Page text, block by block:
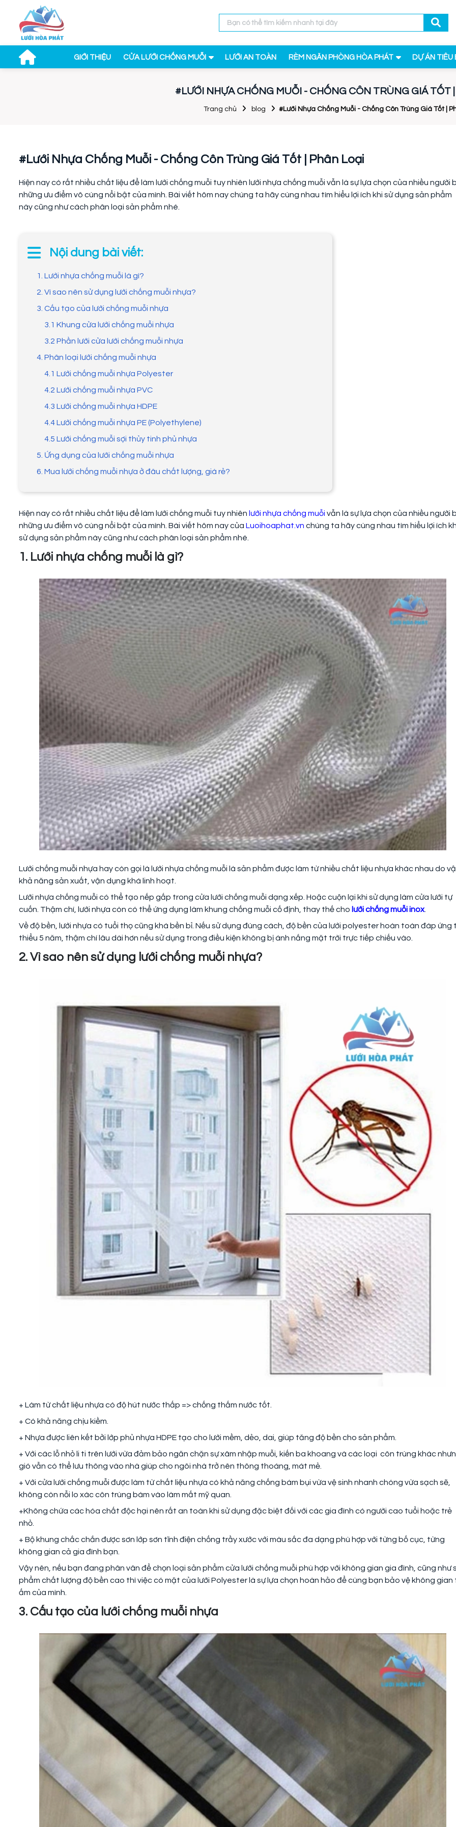
GIỚI THIỆU CỬA LƯỚI CHỐNG MUỖI LƯỚI AN TOÀN RÈM NGĂN PHÒNG HÒA PHÁT DỰ ÁN TIÊU
#LƯỚI NHỰA CHỐNG MUỖI - CHỐNG CÔN TRÙNG GIÁ TỐT
Trang chủ blog #Lưới Nhựa Chống Muỗi - Chống Côn Trùng Giá Tốt |
#Lưới Nhựa Chống Muỗi - Chống Côn Trùng Giá Tốt | Phân Loại
Hiện nay có rất nhiều chất liệu để làm lưới chống muỗi tuy nhiên lưới nhựa chống muỗi vẫn là sự lựa chọn của nhiều người
những ưu điểm vô cùng nổi bật của mình. Bài viết hôm nay chúng ta hãy cùng nhau tìm hiểu lợi ích khi sử dụng sản phẩm
này cũng như cách phân loại sản phẩm nhé.
Nội dung bài viết:
1. Lưới nhựa chống muỗi là gì?
2. Vì sao nên sử dụng lưới chống muỗi nhựa?
3. Cấu tạo của lưới chống muỗi nhựa
3.1 Khung cửa lưới chống muỗi nhựa
3.2 Phần lưới cửa lưới chống muỗi nhựa
4. Phân loại lưới chống muỗi nhựa
4.1 Lưới chống muỗi nhựa Polyester
4.2 Lưới chống muỗi nhựa PVC
4.3 Lưới chống muỗi nhựa HDPE
4.4 Lưới chống muỗi nhựa PE (Polyethylene)
4.5 Lưới chống muỗi sợi thủy tinh phủ nhựa
5. Ứng dụng của lưới chống muỗi nhựa
6. Mua lưới chống muỗi nhựa ở đâu chất lượng, giá rẻ?
Hiện nay có rất nhiều chất liệu để làm lưới chống muỗi tuy nhiên lưới nhựa chống muỗi vẫn là sự lựa chọn của nhiều người
những ưu điểm vô cùng nổi bật của mình. Bài viết hôm nay của Luoihoaphat.vn chúng ta hãy cùng nhau tìm hiểu lợi ích
sử dụng sản phẩm này cũng như cách phân loại sản phẩm nhé.
1. Lưới nhựa chống muỗi là gì?
Lưới chống muỗi nhựa hay còn gọi là lưới nhựa chống muỗi là sản phẩm được làm từ nhiều chất liệu nhựa khác nhau do
khả năng sản xuất, vận dụng khá linh hoạt.
Lưới nhựa chống muỗi có thể tạo nếp gấp trong cửa lưới chống muỗi dạng xếp. Hoặc cuộn lại khi sử dụng làm cửa lưới tự
cuốn. Thậm chí, lưới nhựa còn có thể ứng dụng làm khung chống muỗi cố định, thay thế cho lưới chống muỗi inox.
Về độ bền, lưới nhựa có tuổi thọ cũng khá bền bỉ. Nếu sử dụng đúng cách, độ bền của lưới polyester hoàn toàn đáp ứng
thiểu 5 năm, thậm chí lâu dài hơn nếu sử dụng trong điều kiện không bị ánh nắng mặt trời trực tiếp chiếu vào.
2. Vì sao nên sử dụng lưới chống muỗi nhựa?
+ Làm từ chất liệu nhựa có độ hút nước thấp => chống thấm nước tốt.
+ Có khả năng chịu kiềm.
+ Nhựa được liên kết bởi lớp phủ nhựa HDPE tạo cho lưới mềm, dẻo, dai, giúp tăng độ bền cho sản phẩm.
+ Với các lỗ nhỏ li ti trên lưới vừa đảm bảo ngăn chặn sự xâm nhập muỗi, kiến ba khoang và các loại côn trùng khác
gió vẫn có thể lưu thông vào nhà giúp cho ngôi nhà trở nên thông thoáng, mát mẻ.
+ Với cửa lưới chống muỗi được làm từ chất liệu nhựa có khả năng chống bám bụi vừa vệ sinh nhanh chóng vừa sạch sẽ,
không còn nỗi lo xác côn trùng bám vào làm mất mỹ quan.
+Không chứa các hóa chất độc hại nên rất an toàn khi sử dụng đặc biệt đối với các gia đình có người cao tuổi hoặc trẻ
nhỏ.
+ Bộ khung chắc chắn được sơn lớp sơn tĩnh điện chống trầy xước với màu sắc đa dạng phù hợp với từng bố cục, từng
không gian cả gia đình bạn.
Vậy nên, nếu bạn đang phân vân để chọn loại sản phẩm cửa lưới chống muỗi phù hợp với không gian gia đình, cũng như
phẩm chất lượng độ bền cao thì việc có mặt của lưới Polyester là sự lựa chọn hoàn hảo để cùng bạn bảo vệ không gian
ấm của mình.
3. Cấu tạo của lưới chống muỗi nhựa